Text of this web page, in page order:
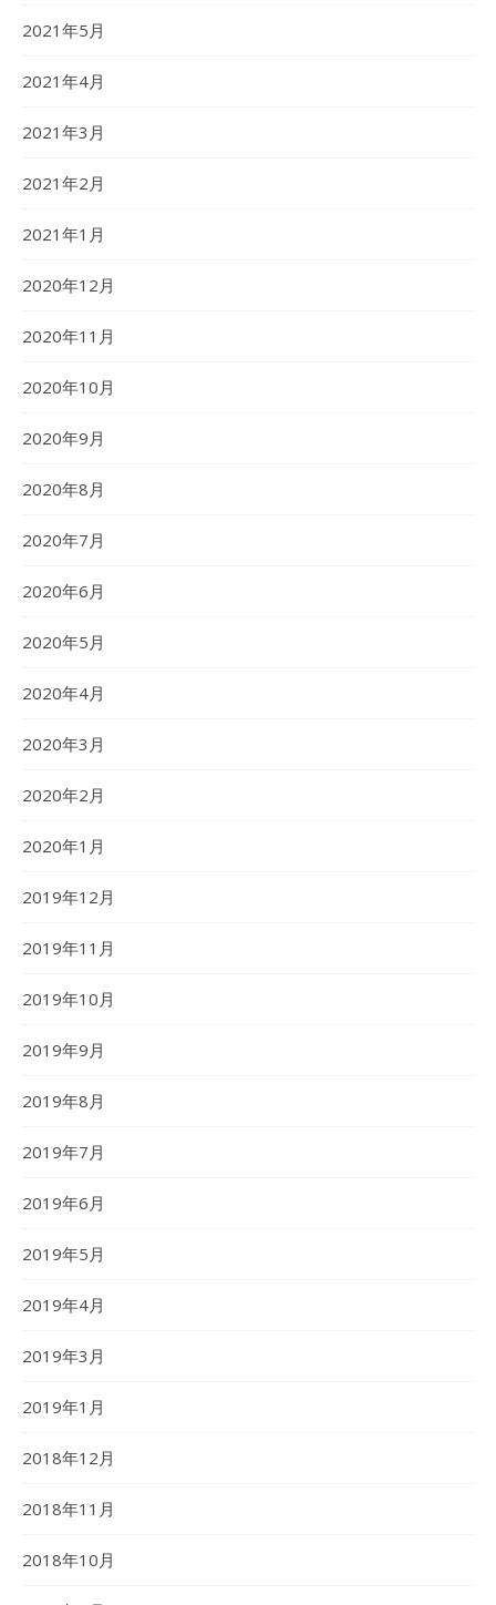
2021年5月
2021年4月
2021年3月
2021年2月
2021年1月
2020年12月
2020年11月
2020年10月
2020年9月
2020年8月
2020年7月
2020年6月
2020年5月
2020年4月
2020年3月
2020年2月
2020年1月
2019年12月
2019年11月
2019年10月
2019年9月
2019年8月
2019年7月
2019年6月
2019年5月
2019年4月
2019年3月
2019年1月
2018年12月
2018年11月
2018年10月